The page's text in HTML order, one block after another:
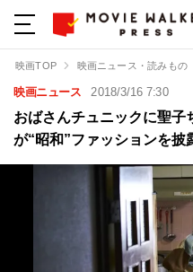
映画TOP 映画ニュース・読みもの
映画ニュース 2018/3/16 7:30
おばさんチュニックに聖子
が“昭和”ファッションを披